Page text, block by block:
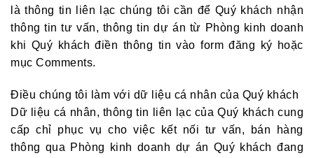
là thông tin liên lạc chúng tôi cần để Quý khách nhận
thông tin tư vấn, thông tin dự án từ Phòng kinh doanh
khi Quý khách điền thông tin vào form đăng ký hoặc
mục Comments.
Điều chúng tôi làm với dữ liệu cá nhân của Quý khách
Dữ liệu cá nhân, thông tin liên lạc của Quý khách cung
cấp chỉ phục vụ cho việc kết nối tư vấn, bán hàng
thông qua Phòng kinh doanh dự án Quý khách đang